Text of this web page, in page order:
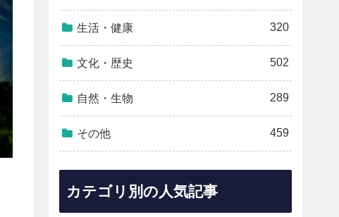
生活・健康 320
文化・歴史 502
自然・生物 289
その他 459
カテゴリ別の人気記事